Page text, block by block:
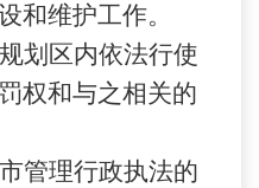
和维护工作。
划区内依法行使
权和与之相关的
管理行政执法的